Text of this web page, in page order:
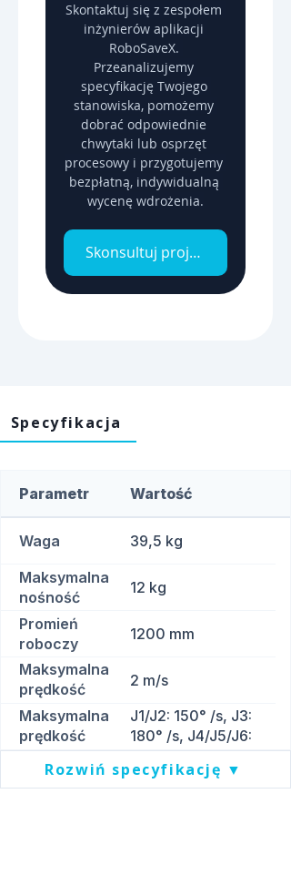
Skontaktuj się z zespołem
inżynierów aplikacji
RoboSaveX.
Przeanalizujemy
specyfikację Twojego
stanowiska, pomożemy
dobrać odpowiednie
chwytaki lub osprzęt
procesowy i przygotujemy
bezpłatną, indywidualną
wycenę wdrożenia.
Skonsultuj projekt z inżynierem
Specyfikacja
Parametr Wartość
Waga
39,5 kg
Maksymalna
nośność
12 kg
Promień
roboczy
1200 mm
Maksymalna
prędkość
liniowa
2 m/s
Maksymalna
prędkość
przegubów
J1/J2: 150° /s, J3:
180° /s, J4/J5/J6:
223° /s
Rozwiń specyfikację ▼